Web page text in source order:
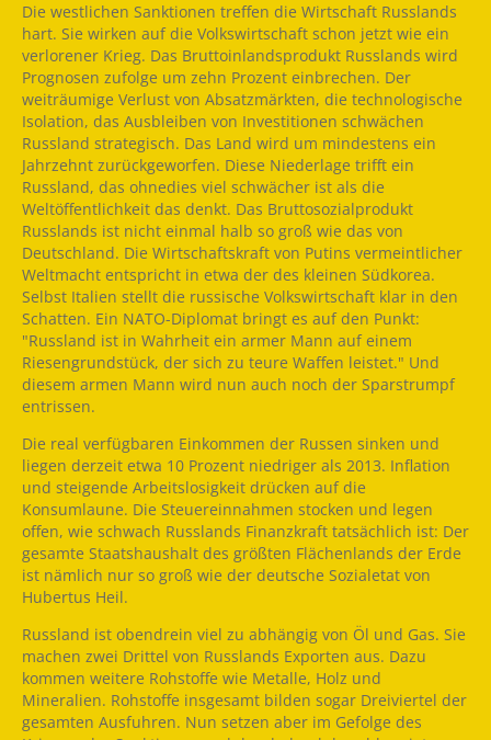
Die westlichen Sanktionen treffen die Wirtschaft Russlands
hart. Sie wirken auf die Volkswirtschaft schon jetzt wie ein
verlorener Krieg. Das Bruttoinlandsprodukt Russlands wird
Prognosen zufolge um zehn Prozent einbrechen. Der
weiträumige Verlust von Absatzmärkten, die technologische
Isolation, das Ausbleiben von Investitionen schwächen
Russland strategisch. Das Land wird um mindestens ein
Jahrzehnt zurückgeworfen. Diese Niederlage trifft ein
Russland, das ohnedies viel schwächer ist als die
Weltöffentlichkeit das denkt. Das Bruttosozialprodukt
Russlands ist nicht einmal halb so groß wie das von
Deutschland. Die Wirtschaftskraft von Putins vermeintlicher
Weltmacht entspricht in etwa der des kleinen Südkorea.
Selbst Italien stellt die russische Volkswirtschaft klar in den
Schatten. Ein NATO-Diplomat bringt es auf den Punkt:
"Russland ist in Wahrheit ein armer Mann auf einem
Riesengrundstück, der sich zu teure Waffen leistet." Und
diesem armen Mann wird nun auch noch der Sparstrumpf
entrissen.
Die real verfügbaren Einkommen der Russen sinken und
liegen derzeit etwa 10 Prozent niedriger als 2013. Inflation
und steigende Arbeitslosigkeit drücken auf die
Konsumlaune. Die Steuereinnahmen stocken und legen
offen, wie schwach Russlands Finanzkraft tatsächlich ist: Der
gesamte Staatshaushalt des größten Flächenlands der Erde
ist nämlich nur so groß wie der deutsche Sozialetat von
Hubertus Heil.
Russland ist obendrein viel zu abhängig von Öl und Gas. Sie
machen zwei Drittel von Russlands Exporten aus. Dazu
kommen weitere Rohstoffe wie Metalle, Holz und
Mineralien. Rohstoffe insgesamt bilden sogar Dreiviertel der
gesamten Ausfuhren. Nun setzen aber im Gefolge des